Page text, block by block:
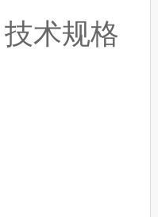
技术规格